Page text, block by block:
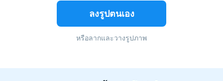
ลงรูปตนเอง
หรือลากและวางรูปภาพ